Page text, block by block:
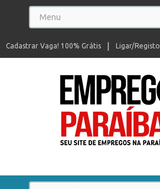
Ligar/Registo
Cadastrar Vaga! 100% Grátis